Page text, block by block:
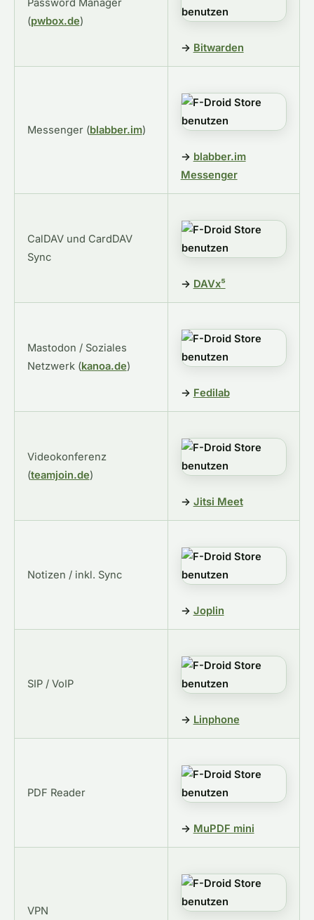
Password Manager
(pwbox.de)
→ Bitwarden
Messenger (blabber.im)
→ blabber.im
Messenger
CalDAV und CardDAV
Sync
→ DAVx⁵
Mastodon / Soziales
Netzwerk (kanoa.de)
→ Fedilab
Videokonferenz
(teamjoin.de)
→ Jitsi Meet
Notizen / inkl. Sync
→ Joplin
SIP / VoIP
→ Linphone
PDF Reader
→ MuPDF mini
VPN